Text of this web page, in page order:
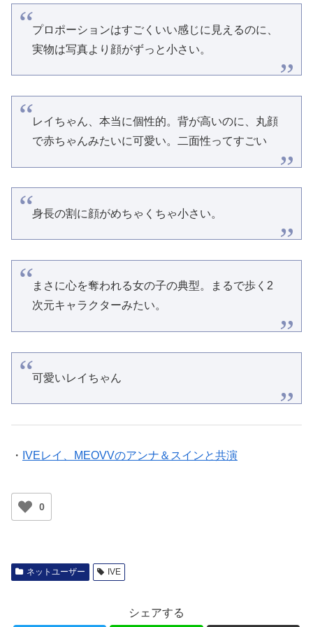
プロポーションはすごくいい感じに見えるのに、
実物は写真より顔がずっと小さい。
レイちゃん、本当に個性的。背が高いのに、丸顔
で赤ちゃんみたいに可愛い。二面性ってすごい
身長の割に顔がめちゃくちゃ小さい。
まさに心を奪われる女の子の典型。まるで歩く2
次元キャラクターみたい。
可愛いレイちゃん
・ IVEレイ、MEOVVのアンナ＆スインと共演
0
ネットユーザー IVE
シェアする